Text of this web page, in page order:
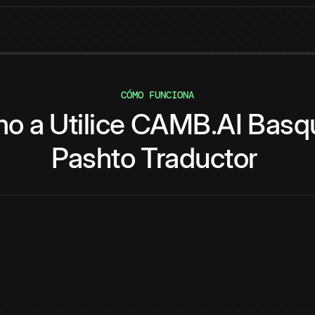
CÓMO FUNCIONA
a Utilice CAMB.AI
PashtoTraductor